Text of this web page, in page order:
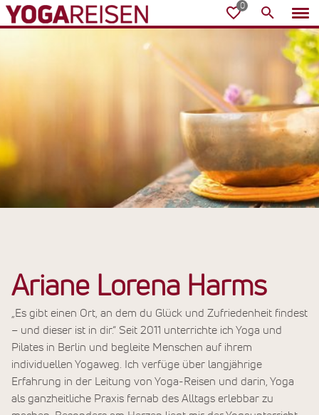
Ariane Lorena Harms
„Es gibt einen Ort, an dem du Glück und Zufriedenheit findest
– und dieser ist in dir.“ Seit 2011 unterrichte ich Yoga und
Pilates in Berlin und begleite Menschen auf ihrem
individuellen Yogaweg. Ich verfüge über langjährige
Erfahrung in der Leitung von Yoga-Reisen und darin, Yoga
als ganzheitliche Praxis fernab des Alltags erlebbar zu